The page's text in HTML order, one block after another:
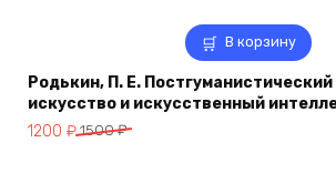
В корзину
Родькин, П. Е.
искусство и искусственный
1500₽
Первоначальная
1200 ₽
Текущая